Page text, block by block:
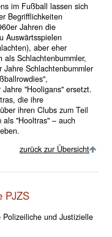
im Fußball lassen sich
Begrifflichkeiten
Jahren die
Auswärtsspielen
aber eher
als Schlachtenbummler,
Schlachtenbummler
"Hooligans" ersetzt.
die ihre
ihren Clubs zum Teil
"Hooltras" – auch
zurück zur Übersicht
PJZS
und Justizielle